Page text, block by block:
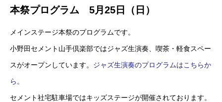
本祭プログラム 5月25日（日）
メインステージ本祭のプログラムです。
小野田セメント山手倶楽部ではジャズ生演奏、喫茶・軽食スペー
スがオープンしています。 ジャズ生演奏のプログラムはこちらか
ら。
セメント社宅駐車場ではキッズステージが開催されております。